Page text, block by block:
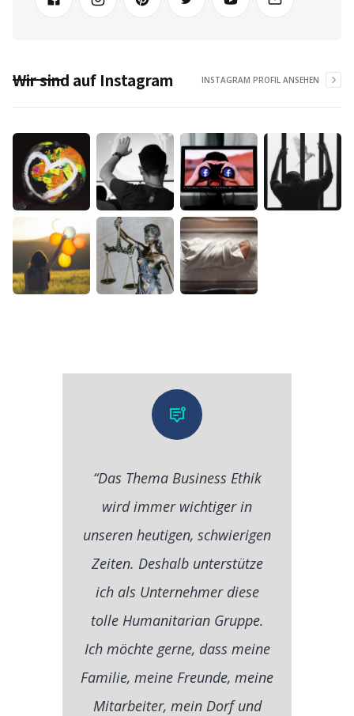
Wir sind auf Instagram INSTAGRAM PROFIL ANSEHEN
“Das Thema Business Ethik
wird immer wichtiger in
unseren heutigen, schwierigen
Zeiten. Deshalb unterstütze
ich als Unternehmer diese
tolle Humanitarian Gruppe.
Ich möchte gerne, dass meine
Familie, meine Freunde, meine
Mitarbeiter, mein Dorf und